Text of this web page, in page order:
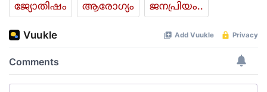
ജ്യോതിഷം
ആരോഗ്യം ജനപ്രിയം..